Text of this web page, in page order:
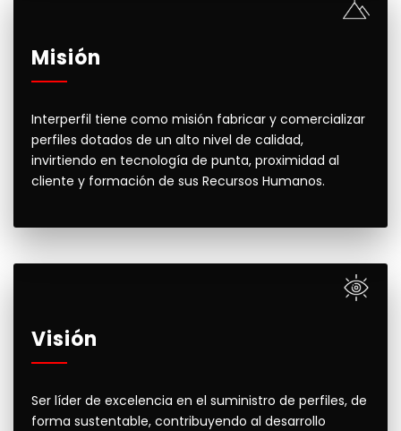
Misión
Interperfil tiene como misión fabricar y comercializar
perfiles dotados de un alto nivel de calidad,
invirtiendo en tecnología de punta, proximidad al
cliente y formación de sus Recursos Humanos.
Visión
Ser líder de excelencia en el suministro de perfiles, de
forma sustentable, contribuyendo al desarrollo